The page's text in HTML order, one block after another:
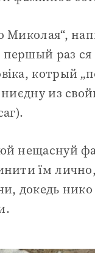
Миколая“,
раз
котрый
ниєдну из
нещаснуй
їм
докедь